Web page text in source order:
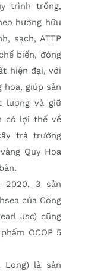
trình trồng,
hướng hữu
sạch, ATTP
biến, đóng
hiện đại, với
hoa, giúp sản
lượng và giữ
có lợi thế về
trà trưởng
Quy Hoa
2020, 3 sản
của Công
Jsc) cũng
OCOP 5
Long) là sản